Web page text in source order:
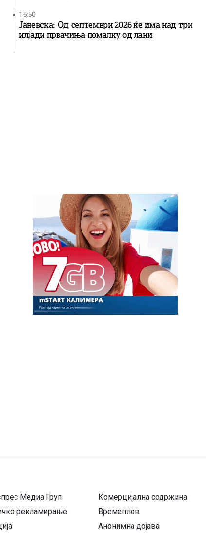
15:50
Јаневска: Од септември 2026 ќе има над три
илјади првачиња помалку од лани
Медиа Груп
Комерцијална содржина
рекламирање
Времеплов
Анонимна дојава